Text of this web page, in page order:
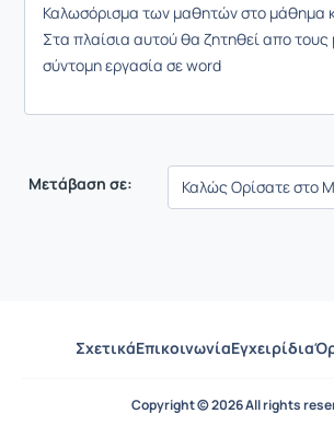
Καλωσόρισμα των μαθητών στο μάθημα
Στα πλαίσια αυτού θα ζητηθεί απο τους
σύντομη εργασία σε word
Μετάβαση σε:
ΣχετικάΕπικοινωνίαΕγχειρίδια
Copyright © 2026 All rights